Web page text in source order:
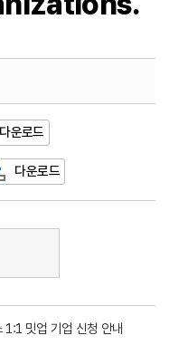
다운로드
다운로드
밋업 기업 신청 안내